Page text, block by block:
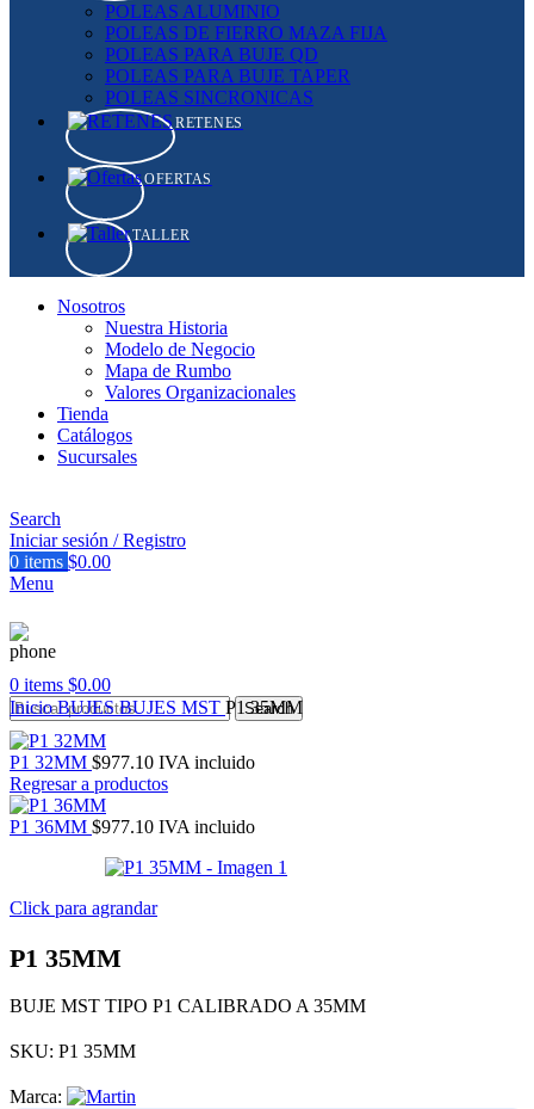
POLEAS ALUMINIO
POLEAS DE FIERRO MAZA FIJA
POLEAS PARA BUJE QD
POLEAS PARA BUJE TAPER
POLEAS SINCRONICAS
RETENES
OFERTAS
TALLER
Nosotros
Nuestra Historia
Modelo de Negocio
Mapa de Rumbo
Valores Organizacionales
Tienda
Catálogos
Sucursales
Search
Iniciar sesión / Registro
0 items $0.00
Menu
0 items $0.00
Search
InicioBUJESBUJES MST P1 35MM
P1 32MM $977.10 IVA incluido
Regresar a productos
P1 36MM $977.10 IVA incluido
Click para agrandar
P1 35MM
BUJE MST TIPO P1 CALIBRADO A 35MM
SKU: P1 35MM
Marca: